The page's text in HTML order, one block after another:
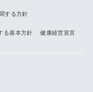
する方針
る基本方針 健康経営宣言